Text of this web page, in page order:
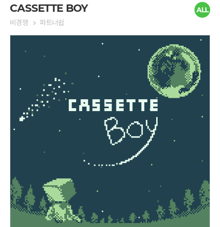
을 때나 아이템을 사용할 때의 타
격감 등 호불호 없는 무난한 게임
CASSETTE BOY
비경쟁 파트너쉽
ALL